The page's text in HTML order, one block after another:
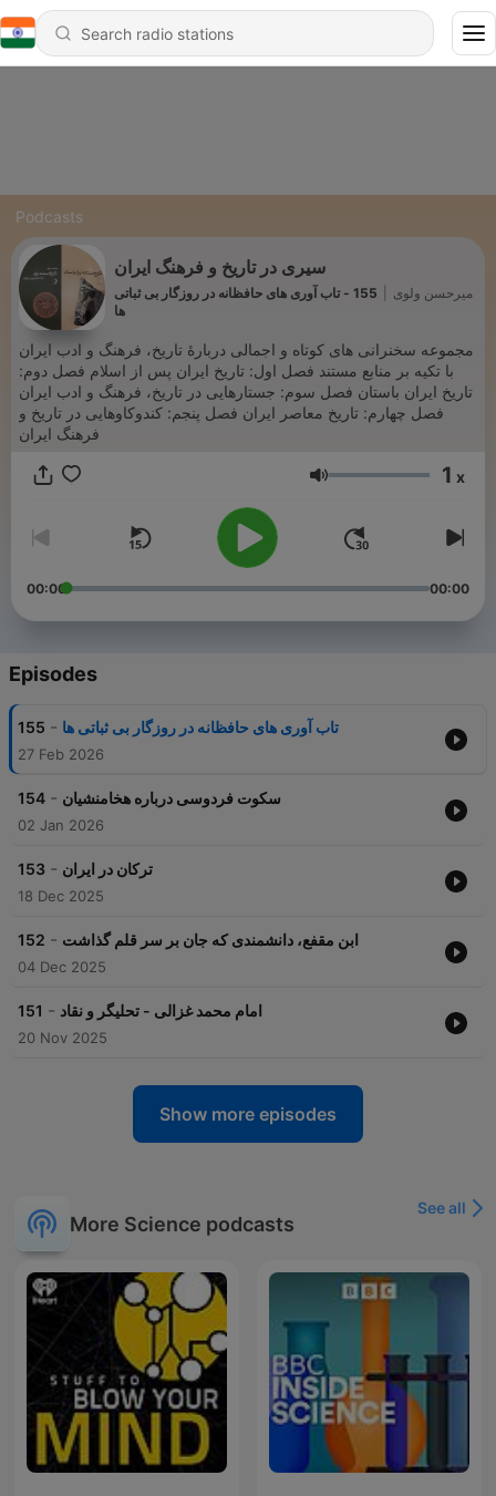
Podcasts
سیری در تاریخ و فرهنگ ایران
میرحسن ولوی
155 - تاب آوری های حافظانه در روزگار بی ثباتی
ها
مجموعه سخنرانی های کوتاه و اجمالی دربارۀ تاریخ، فرهنگ و ادب ایران
با تکیه بر منابع مستند فصل اول: تاریخ ایران پس از اسلام فصل دوم:
تاریخ ایران باستان فصل سوم: جستارهایی در تاریخ، فرهنگ و ادب ایران
فصل چهارم: تاریخ معاصر ایران فصل پنجم: کندوکاوهایی در تاریخ و
فرهنگ ایران
Volume 1 x
00:00 00:00
Episodes
155 - تاب آوری های حافظانه در روزگار بی ثباتی ها
27 Feb 2026
154 - سکوت فردوسی درباره هخامنشیان
02 Jan 2026
153 - ترکان در ایران
18 Dec 2025
152 - ابن مقفع، دانشمندی که جان بر سر قلم گذاشت
04 Dec 2025
151 - امام محمد غزالی - تحلیگر و نقاد
20 Nov 2025
Show more episodes
More Science podcasts
See all